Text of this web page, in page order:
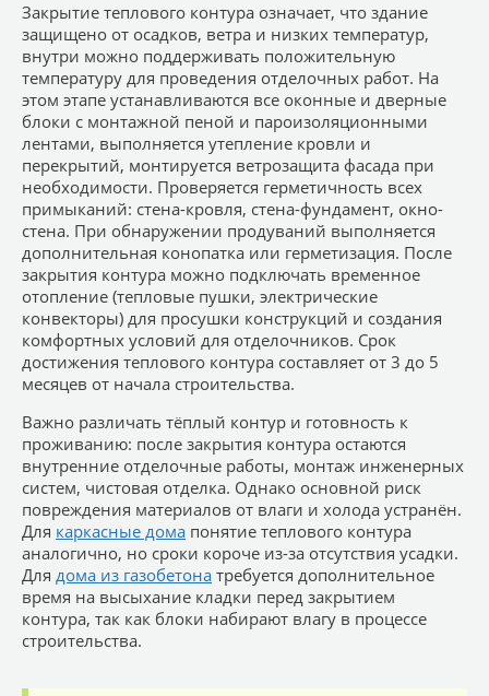
Закрытие теплового контура означает, что здание
защищено от осадков, ветра и низких температур,
внутри можно поддерживать положительную
температуру для проведения отделочных работ. На
этом этапе устанавливаются все оконные и дверные
блоки с монтажной пеной и пароизоляционными
лентами, выполняется утепление кровли и
перекрытий, монтируется ветрозащита фасада при
необходимости. Проверяется герметичность всех
примыканий: стена-кровля, стена-фундамент, окно-
стена. При обнаружении продуваний выполняется
дополнительная конопатка или герметизация. После
закрытия контура можно подключать временное
отопление (тепловые пушки, электрические
конвекторы) для просушки конструкций и создания
комфортных условий для отделочников. Срок
достижения теплового контура составляет от 3 до 5
месяцев от начала строительства.
Важно различать тёплый контур и готовность к
проживанию: после закрытия контура остаются
внутренние отделочные работы, монтаж инженерных
систем, чистовая отделка. Однако основной риск
повреждения материалов от влаги и холода устранён.
Для каркасные дома понятие теплового контура
аналогично, но сроки короче из-за отсутствия усадки.
Для дома из газобетона требуется дополнительное
время на высыхание кладки перед закрытием
контура, так как блоки набирают влагу в процессе
строительства.